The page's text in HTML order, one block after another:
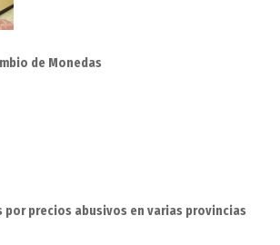
de Monedas
por precios abusivos en varias provincias